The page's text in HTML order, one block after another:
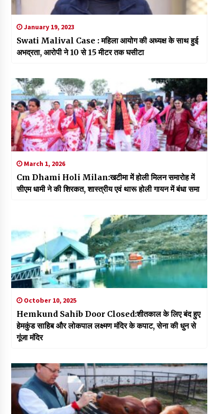
January 19, 2023
Swati Malival Case : महिला आयोग ​की अध्यक्ष के साथ हुई
अभद्रता, आरोपी ने 10 से 15 मीटर तक घसीटा
March 1, 2026
Cm Dhami Holi Milan:खटीमा में होली मिलन समारोह में
सीएम धामी ने की शिरकत, शास्त्रीय एवं थारू होली गायन में बंधा समा
October 10, 2025
Hemkund Sahib Door Closed:शीतकाल के लिए बंद हुए
हेमकुंड साहिब और लोकपाल लक्ष्मण मंदिर के कपाट, सेना की धुन से
गूंजा मंदिर